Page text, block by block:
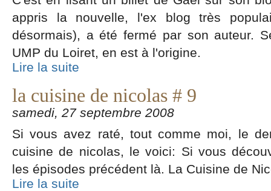
appris la nouvelle, l'ex blog très
désormais), a été fermé par son auteur.
UMP du Loiret, en est à l'origine.
Lire la suite
la cuisine de nicolas # 9
samedi, 27 septembre 2008
Si vous avez raté, tout comme moi, le
cuisine de nicolas, le voici: Si vous
les épisodes précédent là. La Cuisine de
Lire la suite